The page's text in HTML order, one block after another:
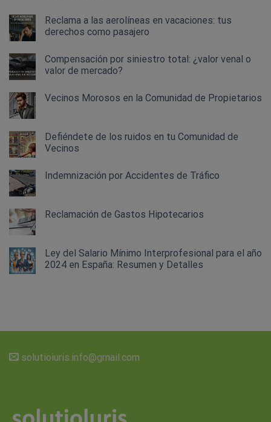
Reclama a las aerolíneas en vacaciones: tus
derechos como pasajero
Compensación por siniestro total: ¿valor venal o
valor de mercado?
Vecinos Morosos en la Comunidad de Propietarios
Defiéndete de los ruidos en tu Comunidad de
Vecinos
Indemnización por Accidentes de Tráfico
Reclamación de Gastos Hipotecarios
Ley del Salario Mínimo Interprofesional para el año
2024 en España: Resumen y Detalles
solutioiuris.info@gmail.com